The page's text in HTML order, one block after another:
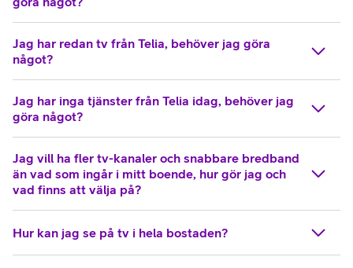
Jag har redan tv från Telia, behöver jag göra
något?
Jag har inga tjänster från Telia idag, behöver jag
göra något?
Jag vill ha fler tv-kanaler och snabbare bredband
än vad som ingår i mitt boende, hur gör jag och
vad finns att välja på?
Hur kan jag se på tv i hela bostaden?